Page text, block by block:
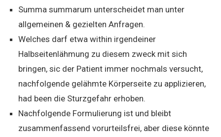
Summa summarum unterscheidet man unter
allgemeinen & gezielten Anfragen.
Welches darf etwa within irgendeiner
Halbseitenlähmung zu diesem zweck mit sich
bringen, sic der Patient immer nochmals versucht,
nachfolgende gelähmte Körperseite zu applizieren,
had been die Sturzgefahr erhoben.
Nachfolgende Formulierung ist und bleibt
zusammenfassend vorurteilsfrei, aber diese könnte